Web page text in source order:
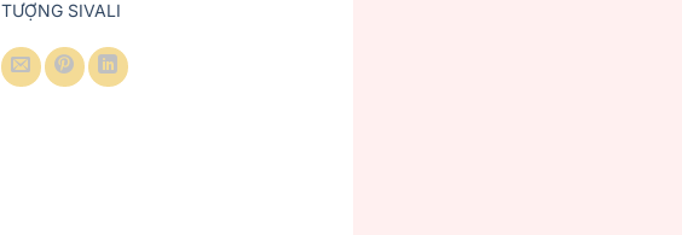
TƯỢNG SIVALI